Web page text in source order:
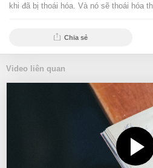
khi đã bị thoái hóa. Và nó sẽ thoái hóa
Chia sẻ
Video liên quan